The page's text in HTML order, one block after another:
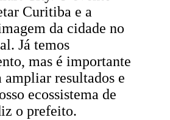
Curitiba e a
da cidade no
Já temos
mas é importante
ampliar resultados e
ecossistema de
o prefeito.